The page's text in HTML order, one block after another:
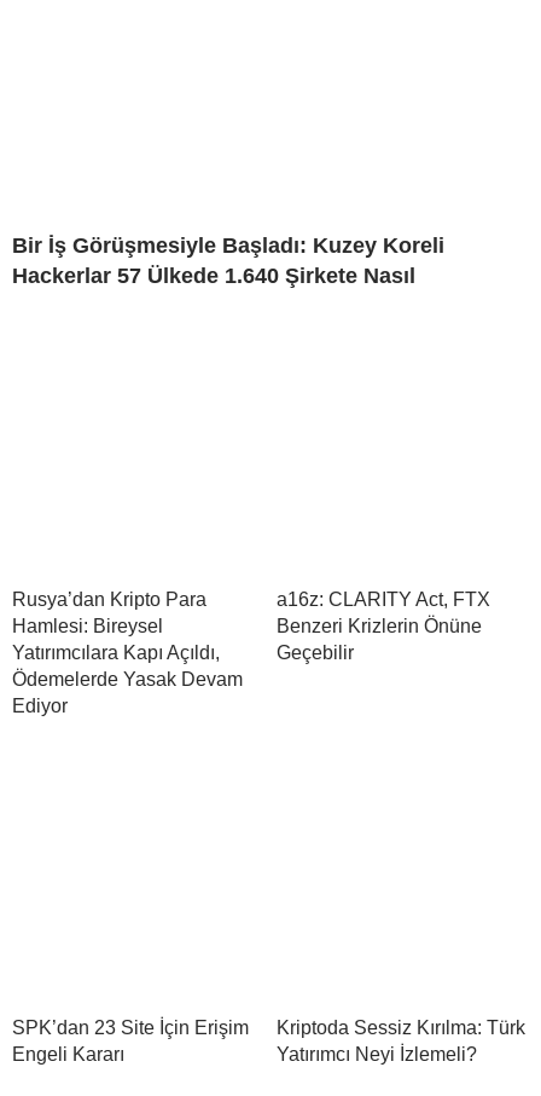
Bir İş Görüşmesiyle Başladı: Kuzey Koreli
Hackerlar 57 Ülkede 1.640 Şirkete Nasıl
Rusya’dan Kripto Para
Hamlesi: Bireysel
Yatırımcılara Kapı Açıldı,
Ödemelerde Yasak Devam
Ediyor
a16z: CLARITY Act, FTX
Benzeri Krizlerin Önüne
Geçebilir
SPK’dan 23 Site İçin Erişim
Engeli Kararı
Kriptoda Sessiz Kırılma: Türk
Yatırımcı Neyi İzlemeli?